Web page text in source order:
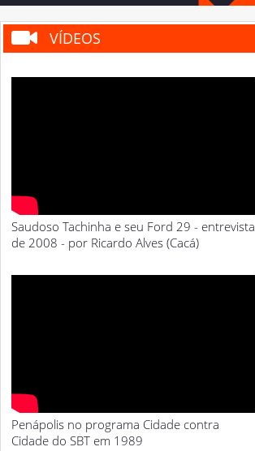
VÍDEOS
Saudoso Tachinha e seu Ford 29 - entrevista
de 2008 - por Ricardo Alves (Cacá)
Penápolis no programa Cidade contra
Cidade do SBT em 1989